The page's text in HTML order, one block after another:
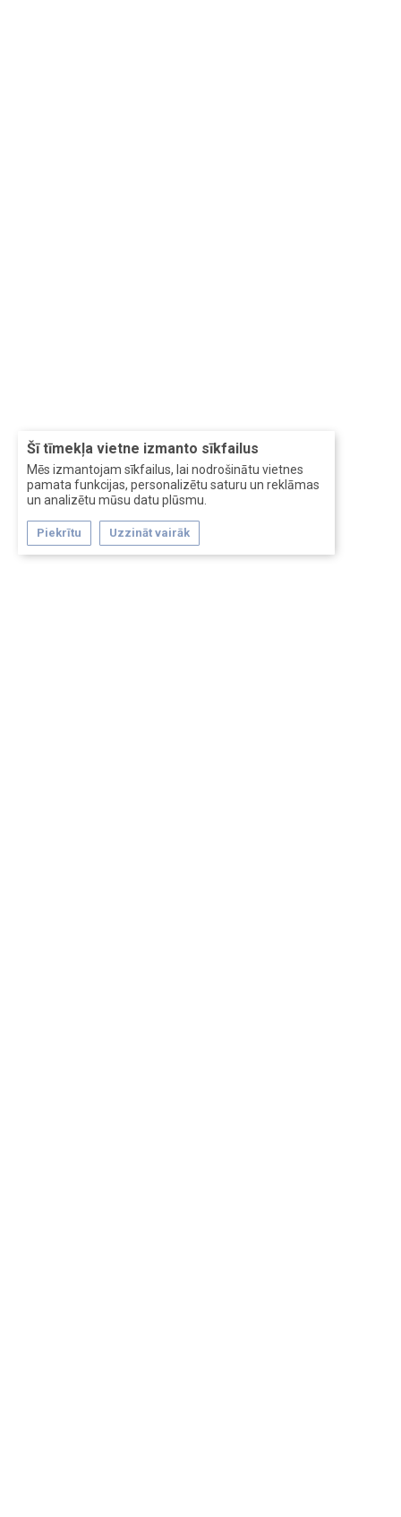
Šī tīmekļa vietne izmanto sīkfailus
Mēs izmantojam sīkfailus, lai nodrošinātu vietnes
pamata funkcijas, personalizētu saturu un reklāmas
un analizētu mūsu datu plūsmu.
Piekrītu Uzzināt vairāk